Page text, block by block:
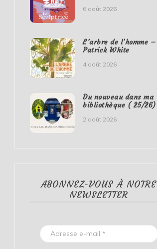
6 août 2026
L’arbre de l’homme –
Patrick White
4 août 2026
Du nouveau dans ma
bibliothèque ( 25/26)
2 août 2026
ABONNEZ-VOUS À NOTRE
NEWSLETTER